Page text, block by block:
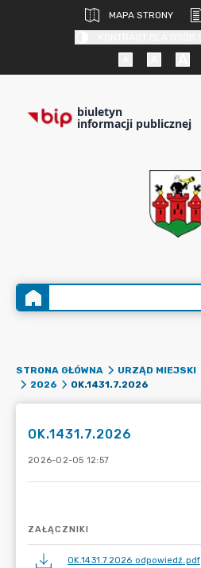
MAPA STRONY
biuletyn
informacji publicznej
STRONA GŁÓWNA URZĄD MIEJSKI
2026
OK.1431.7.2026
OK.1431.7.2026
2026-02-05 12:57
ZAŁĄCZNIKI
OK.1431.7.2026 odpowiedź.pdf